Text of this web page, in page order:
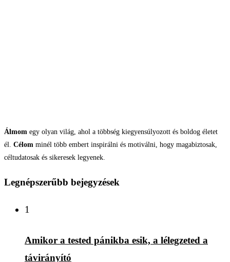
Álmom egy olyan világ, ahol a többség kiegyensúlyozott és boldog életet
él. Célom minél több embert inspirálni és motiválni, hogy magabiztosak,
céltudatosak és sikeresek legyenek.
Legnépszerűbb bejegyzések
1
Amikor a tested pánikba esik, a lélegzeted a
távirányító